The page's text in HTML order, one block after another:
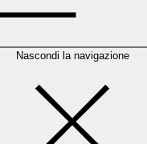
Nascondi la navigazione